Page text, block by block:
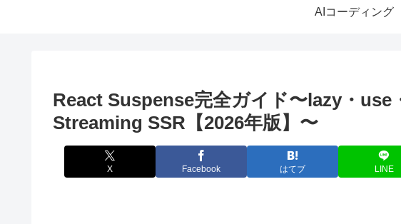
AIコーディング
React Suspense完全ガイド〜lazy・use
Streaming SSR【2026年版】〜
X Facebook はてブ LINE